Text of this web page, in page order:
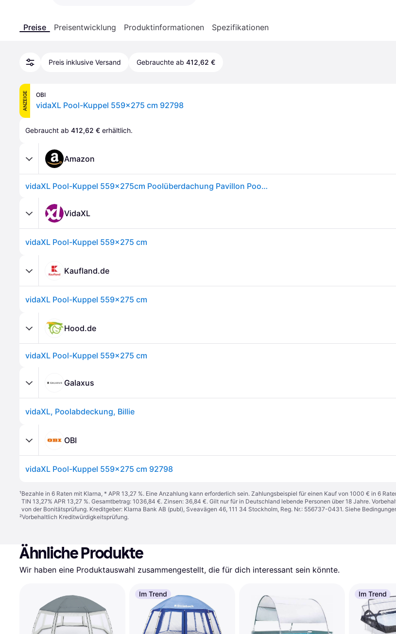
Preise Preisentwicklung Produktinformationen Spezifikationen
Preis inklusive Versand Gebrauchte ab 412,62 €
ANZEIGE OBI
vidaXL Pool-Kuppel 559x275 cm 92798
Gebraucht ab 412,62 € erhältlich.
Amazon
vidaXL Pool-Kuppel 559x275cm Poolüberdachung Pavillon Pool Zelt Poolzubehör Überdachung Pool Dome Zubehör Schwimmbecken Poolzelt Poolkuppel
VidaXL
vidaXL Pool-Kuppel 559x275 cm
Kaufland.de
vidaXL Pool-Kuppel 559x275 cm
Hood.de
vidaXL Pool-Kuppel 559x275 cm
Galaxus
vidaXL, Poolabdeckung, Billie
OBI
vidaXL Pool-Kuppel 559x275 cm 92798
¹Bezahle in 6 Raten mit Klarna, * APR 13,27 %. Eine Anzahlung kann erforderlich sein. Zahlungsbeispiel für einen Kauf von 1000 € in 6
TIN 13,27% APR 13,27 %. Gesamtbetrag: 1036,84 €. Zinsen: 36,84 €. Gilt nur für in Deutschland lebende Personen über 18 Jahre.
von der Bonitätsprüfung. Kreditgeber: Klarna Bank AB (publ), Sveavägen 46, 111 34 Stockholm, Reg. Nr.: 556737-0431. Siehe
²Vorbehaltlich Kreditwürdigkeitsprüfung.
Ähnliche Produkte
Wir haben eine Produktauswahl zusammengestellt, die für dich interessant sein könnte.
Im Trend Im Trend